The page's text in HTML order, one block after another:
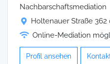
Nachbarschaftsmediation
Holtenauer Straße 362
Online-Mediation
Profil ansehen